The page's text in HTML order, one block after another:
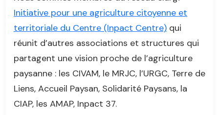
Initiative pour une agriculture citoyenne et
territoriale du Centre (Inpact Centre) qui
réunit d’autres associations et structures qui
partagent une vision proche de l’agriculture
paysanne : les CIVAM, le MRJC, l’URGC, Terre de
Liens, Accueil Paysan, Solidarité Paysans, la
CIAP, les AMAP, Inpact 37.